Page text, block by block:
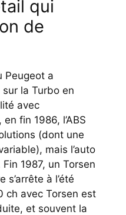
qui
de
Peugeot a
sur la Turbo en
avec
fin 1986, l’ABS
(dont une
mais l’auto
1987, un Torsen
à l’été
ch avec Torsen est
et souvent la